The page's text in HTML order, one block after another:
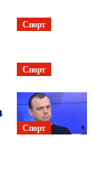
Спорт
Спорт
Спорт